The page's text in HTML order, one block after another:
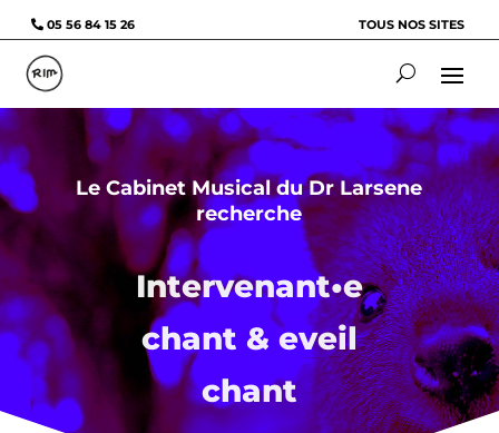
05 56 84 15 26 TOUS NOS SITES
Le Cabinet Musical du Dr Larsene
recherche
Intervenant•e
chant & eveil
chant